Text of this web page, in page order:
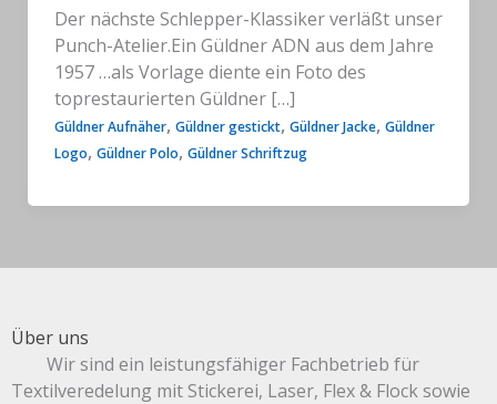
Der nächste Schlepper-Klassiker verläßt unser
Punch-Atelier.Ein Güldner ADN aus dem Jahre
1957 …als Vorlage diente ein Foto des
toprestaurierten Güldner […]
Güldner Aufnäher, Güldner gestickt, Güldner Jacke, Güldner
Logo, Güldner Polo, Güldner Schriftzug
Über uns
Wir sind ein leistungsfähiger Fachbetrieb für
Textilveredelung mit Stickerei, Laser, Flex & Flock sowie